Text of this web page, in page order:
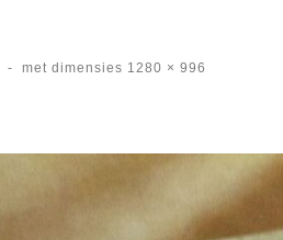
- met dimensies 1280 × 996